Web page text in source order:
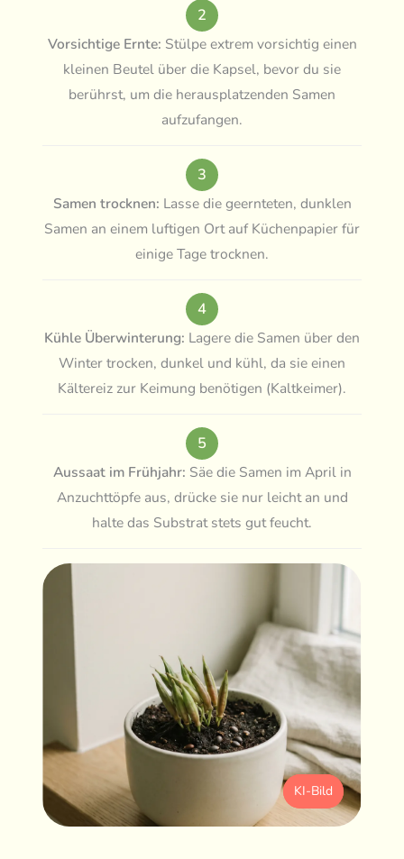
2
Vorsichtige Ernte: Stülpe extrem vorsichtig einen
kleinen Beutel über die Kapsel, bevor du sie
berührst, um die herausplatzenden Samen
aufzufangen.
3
Samen trocknen: Lasse die geernteten, dunklen
Samen an einem luftigen Ort auf Küchenpapier für
einige Tage trocknen.
4
Kühle Überwinterung: Lagere die Samen über den
Winter trocken, dunkel und kühl, da sie einen
Kältereiz zur Keimung benötigen (Kaltkeimer).
5
Aussaat im Frühjahr: Säe die Samen im April in
Anzuchttöpfe aus, drücke sie nur leicht an und
halte das Substrat stets gut feucht.
KI-Bild